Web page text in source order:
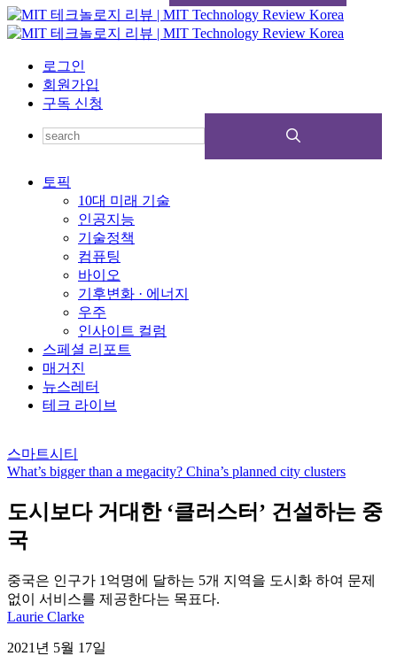
로그인
회원가입
구독 신청
토픽
10대 미래 기술
인공지능
기술정책
컴퓨팅
바이오
기후변화 · 에너지
우주
인사이트 컬럼
스페셜 리포트
매거진
뉴스레터
테크 라이브
스마트시티
What’s bigger than a megacity? China’s planned city clusters
도시보다 거대한 ‘클러스터’ 건설하는 중
국
중국은 인구가 1억명에 달하는 5개 지역을 도시화 하여 문제
없이 서비스를 제공한다는 목표다.
Laurie Clarke
2021년 5월 17일